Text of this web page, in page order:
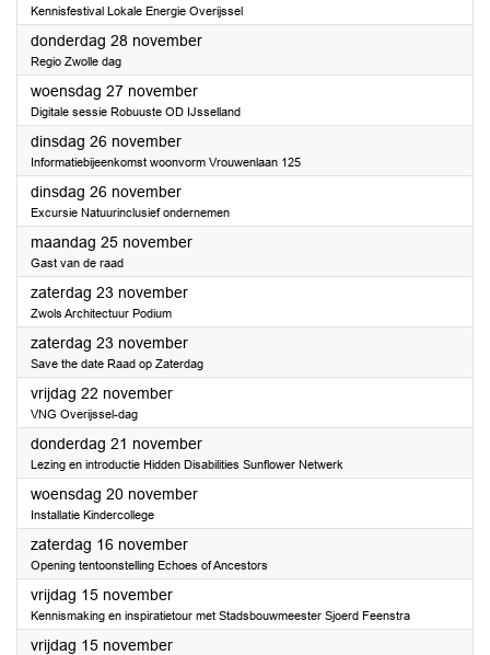
Kennisfestival Lokale Energie Overijssel
donderdag 28 november2024
Regio Zwolle dag
woensdag 27 november2024
Digitale sessie Robuuste OD IJsselland
dinsdag 26 november2024
Informatiebijeenkomst woonvorm Vrouwenlaan 125
dinsdag 26 november2024
Excursie Natuurinclusief ondernemen
maandag 25 november2024
Gast van de raad
zaterdag 23 november2024
Zwols Architectuur Podium
zaterdag 23 november2024
Save the date Raad op Zaterdag
vrijdag 22 november2024
VNG Overijssel-dag
donderdag 21 november2024
Lezing en introductie Hidden Disabilities Sunflower Netwerk
woensdag 20 november2024
Installatie Kindercollege
zaterdag 16 november2024
Opening tentoonstelling Echoes of Ancestors
vrijdag 15 november2024
Kennismaking en inspiratietour met Stadsbouwmeester Sjoerd Feenstra
vrijdag 15 november2024